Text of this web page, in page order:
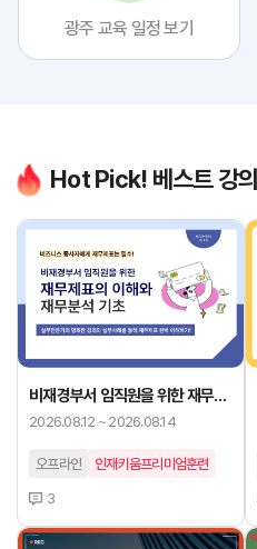
광주 교육 일정 보기
Hot Pick! 베스트 강의
비재경부서 임직원을 위한 재무제
표의 이해와 재무분석기초
2026.08.12 ~ 2026.08.14
오프라인 인재키움프리미엄훈련
3